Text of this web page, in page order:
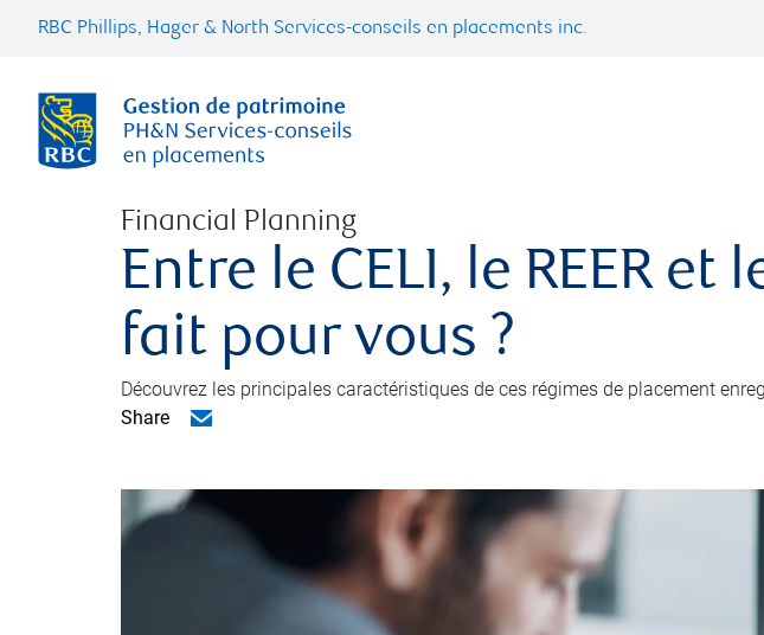
RBC Phillips, Hager & North Services-conseils en placements inc.
Financial Planning
Entre le CELI, le REER et
fait pour vous ?
Découvrez les principales caractéristiques de ces régimes de placement
Share